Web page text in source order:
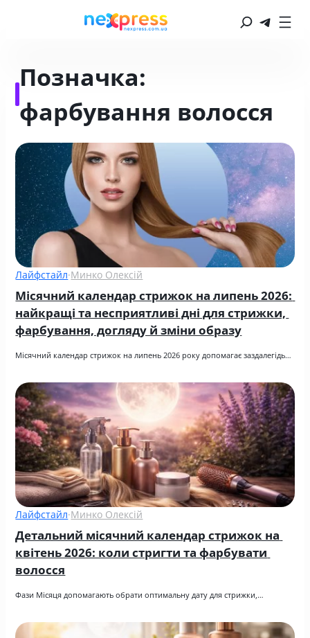
Позначка:
фарбування волосся
Лайфстайл·Минко Олексій
Місячний календар стрижок на липень 2026:
найкращі та несприятливі дні для стрижки,
фарбування, догляду й зміни образу
Місячний календар стрижок на липень 2026 року допомагає заздалегідь…
Лайфстайл·Минко Олексій
Детальний місячний календар стрижок на
квітень 2026: коли стригти та фарбувати
волосся
Фази Місяця допомагають обрати оптимальну дату для стрижки,…